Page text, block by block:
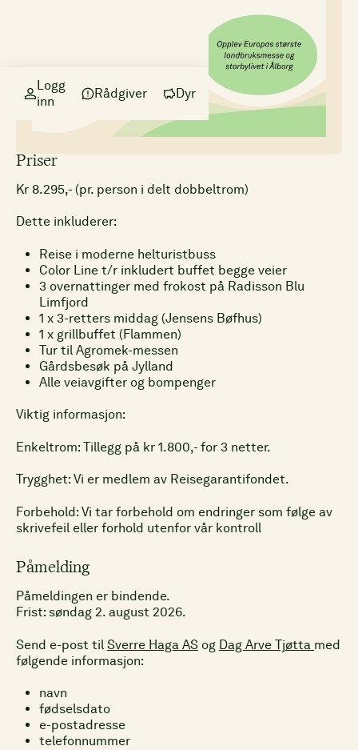
Logg
inn
Rådgiver Dyr
Priser
Kr 8.295,- (pr. person i delt dobbeltrom)
Dette inkluderer:
Reise i moderne helturistbuss
Color Line t/r inkludert buffet begge veier
3 overnattinger med frokost på Radisson Blu
Limfjord
1 x 3-retters middag (Jensens Bøfhus)
1 x grillbuffet (Flammen)
Tur til Agromek-messen
Gårdsbesøk på Jylland
Alle veiavgifter og bompenger
Viktig informasjon:
Enkeltrom: Tillegg på kr 1.800,- for 3 netter.
Trygghet: Vi er medlem av Reisegarantifondet.
Forbehold: Vi tar forbehold om endringer som følge av
skrivefeil eller forhold utenfor vår kontroll
Påmelding
Påmeldingen er bindende.
Frist: søndag 2. august 2026.
Send e-post til Sverre Haga AS og Dag Arve Tjøtta med
følgende informasjon:
navn
fødselsdato
e-postadresse
telefonnummer